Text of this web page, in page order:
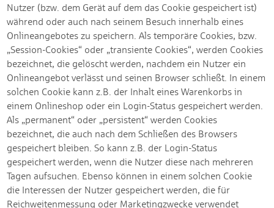
Nutzer (bzw. dem Gerät auf dem das Cookie gespeichert ist)
während oder auch nach seinem Besuch innerhalb eines
Onlineangebotes zu speichern. Als temporäre Cookies, bzw.
„Session-Cookies“ oder „transiente Cookies“, werden Cookies
bezeichnet, die gelöscht werden, nachdem ein Nutzer ein
Onlineangebot verlässt und seinen Browser schließt. In einem
solchen Cookie kann z.B. der Inhalt eines Warenkorbs in
einem Onlineshop oder ein Login-Status gespeichert werden.
Als „permanent“ oder „persistent“ werden Cookies
bezeichnet, die auch nach dem Schließen des Browsers
gespeichert bleiben. So kann z.B. der Login-Status
gespeichert werden, wenn die Nutzer diese nach mehreren
Tagen aufsuchen. Ebenso können in einem solchen Cookie
die Interessen der Nutzer gespeichert werden, die für
Reichweitenmessung oder Marketingzwecke verwendet